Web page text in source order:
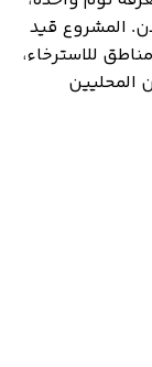
المشروع قيد
خاصة، مناطق للاسترخاء،
المحليين